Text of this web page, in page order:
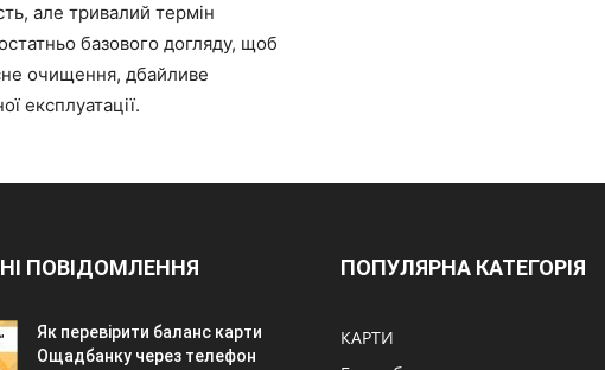
але тривалий термін
базового догляду, щоб
очищення, дбайливе
експлуатації.
ПОВІДОМЛЕННЯ
Як перевірити баланс карти
Ощадбанку через телефон
ПОПУЛЯРНА КАТЕГОРІЯ
КАРТИ